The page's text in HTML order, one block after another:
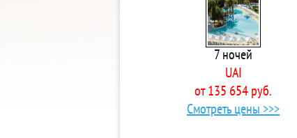
Окурджалар
Олюдениз
7 ночей
UAI
от 135 654 руб.
Смотреть цены >>>